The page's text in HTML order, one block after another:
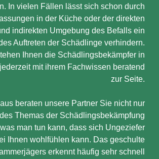
In vielen Fällen lässt sich schon durch
in der Küche oder der direkten
indirekten Umgebung des Befalls ein
Auftreten der Schädlinge verhindern.
Ihnen die Schädlingsbekämpfer in
mit ihrem Fachwissen beratend
zur Seite.
beraten unsere Partner Sie nicht nur
Themas der Schädlingsbekämpfung
man tun kann, dass sich Ungeziefer
Ihnen wohlfühlen kann. Das geschulte
erkennt häufig sehr schnell